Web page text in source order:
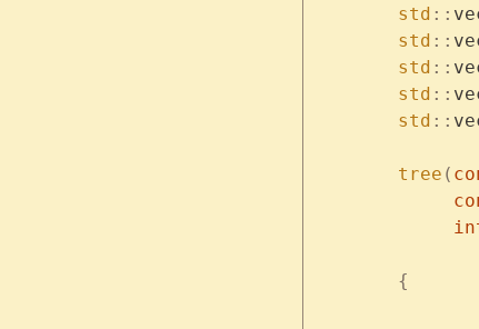
	std
::
	std
::
	std
::
	std
::
	std
::
	tree
(
	{